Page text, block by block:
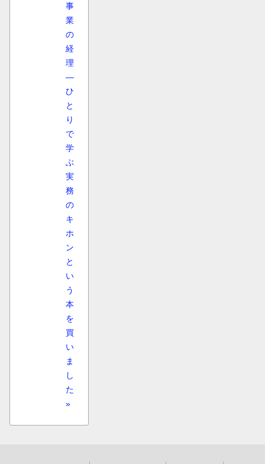
事
業
の
経
理
―
ひ
と
り
で
学
ぶ
実
務
の
キ
ホ
ン
と
い
う
本
を
買
い
ま
し
た
»